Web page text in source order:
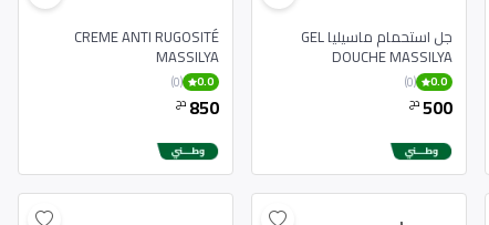
جل استحمام ماسيليا GEL
DOUCHE MASSILYA
0.0
(0)
500دج
CREME ANTI RUGOSITÉ
MASSILYA
0.0
(0)
850 دج